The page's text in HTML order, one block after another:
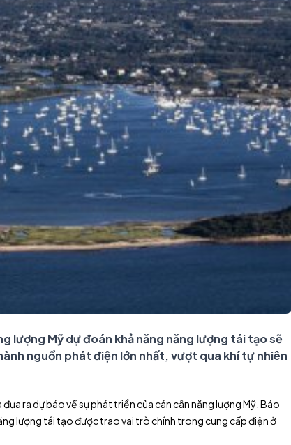
lượng Mỹ dự đoán khả năng năng lượng tái tạo sẽ
nguồn phát điện lớn nhất, vượt qua khí tự nhiên
ra dự báo về sự phát triển của cán cân năng lượng Mỹ. Báo
lượng tái tạo được trao vai trò chính trong cung cấp điện ở